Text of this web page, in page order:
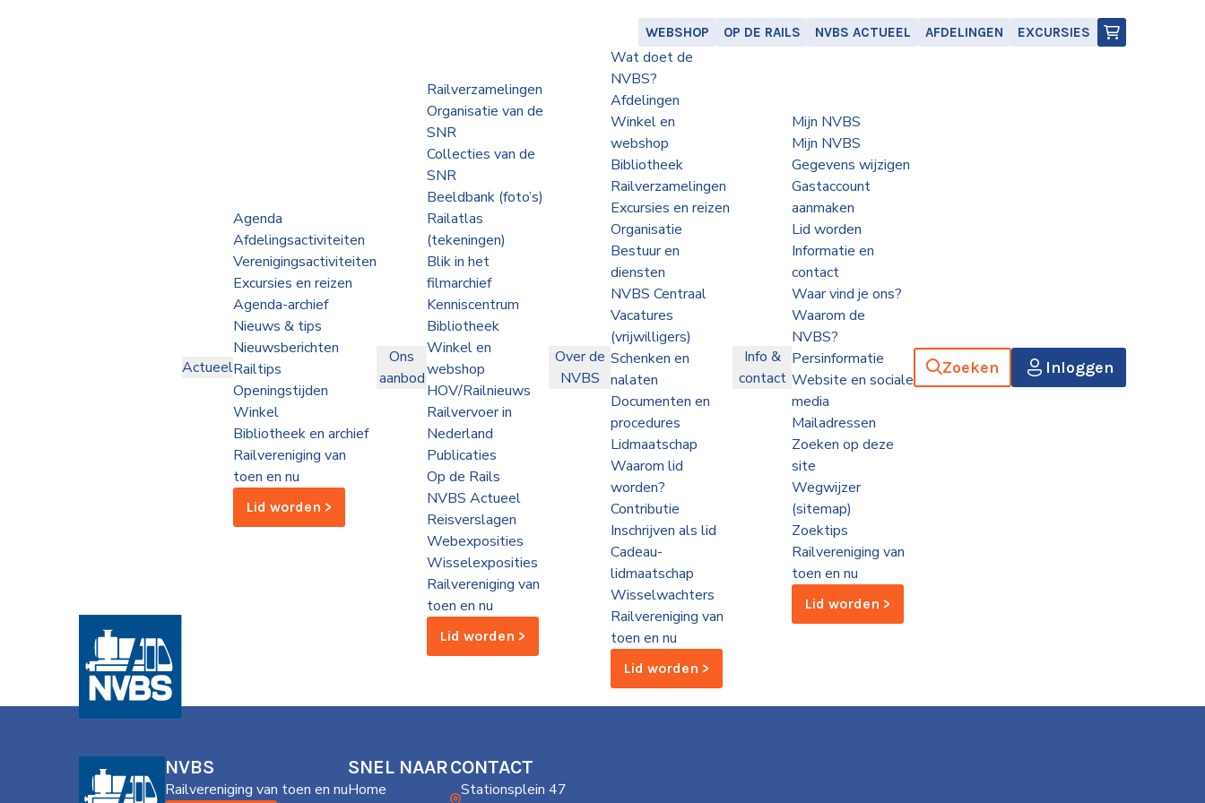
WEBSHOP OP DE RAILS NVBS ACTUEEL AFDELINGEN EXCURSIES
Actueel
Agenda
Afdelingsactiviteiten
Verenigingsactiviteiten
Excursies en reizen
Agenda-archief
Nieuws & tips
Nieuwsberichten
Railtips
Openingstijden
Winkel
Bibliotheek en archief
Railvereniging van
toen en nu
Lid worden >
Ons
aanbod
Railverzamelingen
Organisatie van de
SNR
Collecties van de
SNR
Beeldbank (foto’s)
Railatlas
(tekeningen)
Blik in het
filmarchief
Kenniscentrum
Bibliotheek
Winkel en
webshop
HOV/Railnieuws
Railvervoer in
Nederland
Publicaties
Op de Rails
NVBS Actueel
Reisverslagen
Webexposities
Wisselexposities
Railvereniging van
toen en nu
Lid worden >
Over de
NVBS
Wat doet de
NVBS?
Afdelingen
Winkel en
webshop
Bibliotheek
Railverzamelingen
Excursies en reizen
Organisatie
Bestuur en
diensten
NVBS Centraal
Vacatures
(vrijwilligers)
Schenken en
nalaten
Documenten en
procedures
Lidmaatschap
Waarom lid
worden?
Contributie
Inschrijven als lid
Cadeau-
lidmaatschap
Wisselwachters
Railvereniging van
toen en nu
Lid worden >
Info &
contact
Mijn NVBS
Mijn NVBS
Gegevens wijzigen
Gastaccount
aanmaken
Lid worden
Informatie en
contact
Waar vind je ons?
Waarom de
NVBS?
Persinformatie
Website en sociale
media
Mailadressen
Zoeken op deze
site
Wegwijzer
(sitemap)
Zoektips
Railvereniging van
toen en nu
Lid worden >
Zoeken Inloggen
NVBS
Railvereniging van toen en nu
SNEL NAAR
Home
CONTACT
Stationsplein 47